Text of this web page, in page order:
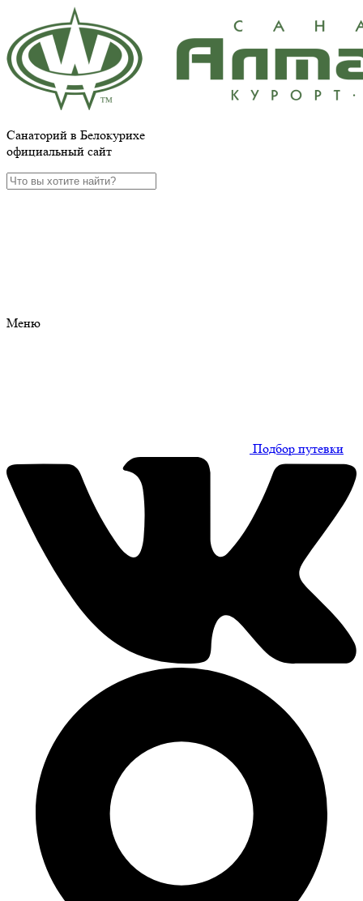
Санаторий в Белокурихе
официальный сайт
Меню
Подбор путевки